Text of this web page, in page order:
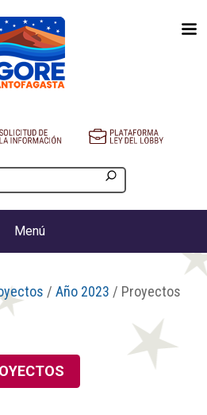
Menú
/ Año 2023 / Proyectos